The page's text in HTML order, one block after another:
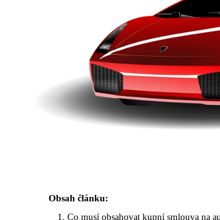
Obsah článku:
Co musí obsahovat kupní smlouva na